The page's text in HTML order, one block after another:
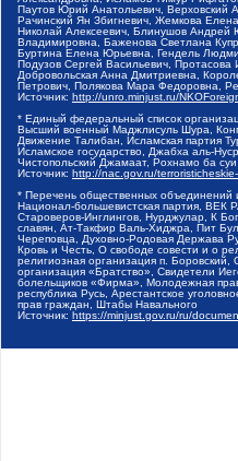
Паутов Юрий Анатольевич, Верховский
Рачинский Ян Збигневич, Жемкова
Николай Алексеевич, Блинушов Андрей
Владимировна, Баженова Светлана
Буртина Елена Юрьевна, Гендель
Подузов Сергей Васильевич,
Добровольская Анна Дмитриевна,
Петрович, Полякова Мара Федоровна,
Источник: http://unro.minjust.ru/
* Единый федеральный список
Высший военный Маджлисуль Шура,
Движение Талибан, Исламская партия
Исламское государство, Джабха аль-
Чистопольский Джамаат, Рохнамо ба
Источник: http://nac.gov.ru/
* Перечень общественных объединений
Национал-большевистская партия, ВЕК
Староверов-Инглингов, Нурджулар, К
славян, Ат-Такфир Валь-Хиджра, Пит
Череповца, Духовно-Родовая Держава
Кровь и Честь, О свободе совести и о
религиозная организация п.
организация «Братство», Свидетели
болельщиков «Фирма», Молодежная
республика Русь, Арестантское
прав граждан, Штабы Навального
Источник: https://minjust.gov.ru/ru/